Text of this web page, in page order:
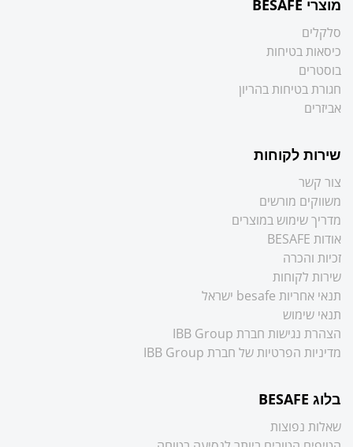
מוצרי BESAFE
סלקלים
כיסאות בטיחות
בוסטרים
חגורת בטיחות בהריון
אביזרים
שירות לקוחות
צור קשר
משווקים מורשים
מדריך שימוש במוצרים
אודות BESAFE
זכיות והכרה
שירות לקוחות
תנאי אחריות besafe ישראל
תנאי שימוש
הצהרת נגישות חברת IBB Group
מדיניות הפרטיות של חברת IBB Group
בלוג BESAFE
שאלות נפוצות